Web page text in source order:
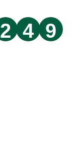
2 4 9